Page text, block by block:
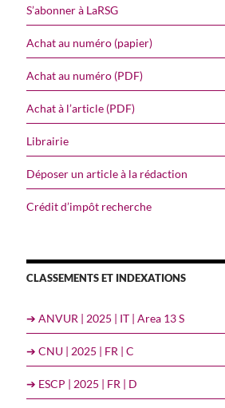
S’abonner à LaRSG
Achat au numéro (papier)
Achat au numéro (PDF)
Achat à l’article (PDF)
Librairie
Déposer un article à la rédaction
Crédit d’impôt recherche
CLASSEMENTS ET INDEXATIONS
➔ ANVUR | 2025 | IT | Area 13 S
➔ CNU | 2025 | FR | C
➔ ESCP | 2025 | FR | D